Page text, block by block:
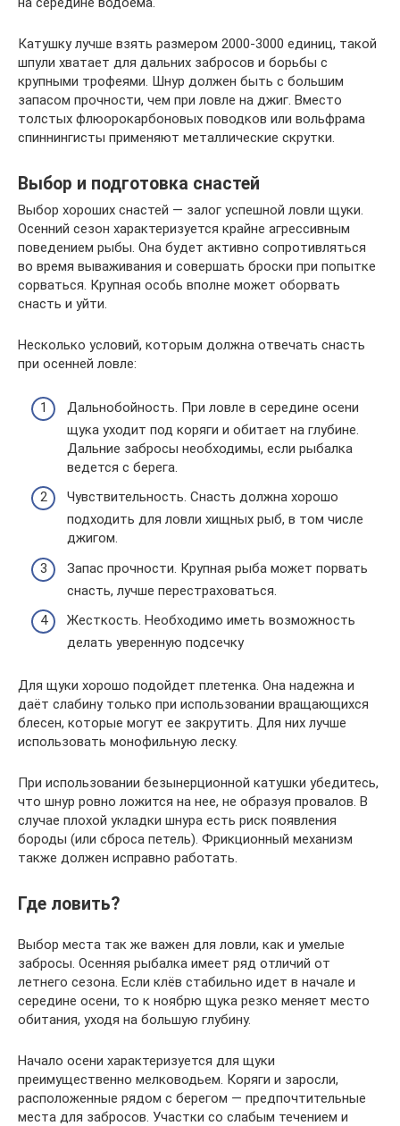
Катушку лучше взять размером 2000-3000 единиц, такой
шпули хватает для дальних забросов и борьбы с
крупными трофеями. Шнур должен быть с большим
запасом прочности, чем при ловле на джиг. Вместо
толстых флюорокарбоновых поводков или вольфрама
спиннингисты применяют металлические скрутки.
Выбор и подготовка снастей
Выбор хороших снастей — залог успешной ловли щуки.
Осенний сезон характеризуется крайне агрессивным
поведением рыбы. Она будет активно сопротивляться
во время вываживания и совершать броски при попытке
сорваться. Крупная особь вполне может оборвать
снасть и уйти.
Несколько условий, которым должна отвечать снасть
при осенней ловле:
Дальнобойность. При ловле в середине осени
щука уходит под коряги и обитает на глубине.
Дальние забросы необходимы, если рыбалка
ведется с берега.
Чувствительность. Снасть должна хорошо
подходить для ловли хищных рыб, в том числе
джигом.
Запас прочности. Крупная рыба может порвать
снасть, лучше перестраховаться.
Жесткость. Необходимо иметь возможность
делать уверенную подсечку
Для щуки хорошо подойдет плетенка. Она надежна и
даёт слабину только при использовании вращающихся
блесен, которые могут ее закрутить. Для них лучше
использовать монофильную леску.
При использовании безынерционной катушки убедитесь,
что шнур ровно ложится на нее, не образуя провалов. В
случае плохой укладки шнура есть риск появления
бороды (или сброса петель). Фрикционный механизм
также должен исправно работать.
Где ловить?
Выбор места так же важен для ловли, как и умелые
забросы. Осенняя рыбалка имеет ряд отличий от
летнего сезона. Если клёв стабильно идет в начале и
середине осени, то к ноябрю щука резко меняет место
обитания, уходя на большую глубину.
Начало осени характеризуется для щуки
преимущественно мелководьем. Коряги и заросли,
расположенные рядом с берегом — предпочтительные
места для забросов. Участки со слабым течением и